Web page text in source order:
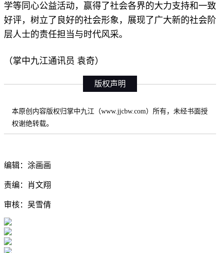
学等同心公益活动，赢得了社会各界的大力支持和一致
好评，树立了良好的社会形象，展现了广大新的社会阶
层人士的责任担当与时代风采‌。
（掌中九江通讯员 袁奇）
版权声明
本原创内容版权归掌中九江（www.jjcbw.com）所有，未经书面授
权谢绝转载。
编辑：涂画画
责编：肖文翔
审核：吴雪倩